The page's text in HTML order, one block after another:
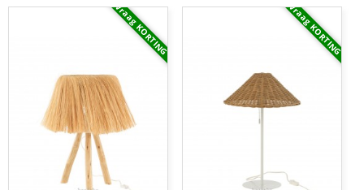
Vraag KORTING Vraag KORTING